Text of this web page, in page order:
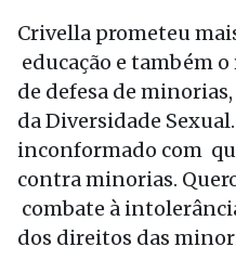
Crivella prometeu
educação e também
de defesa de
da Diversidade
inconformado com
contra minorias.
combate à
dos direitos das